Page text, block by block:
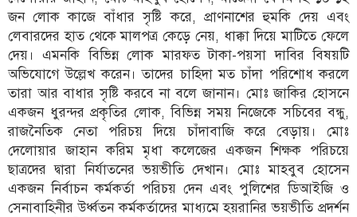
জন লোক কাজে বাঁধার সৃষ্টি করে, প্রাণনাশের হুমকি দেয় এবং
লেবারদের হাত থেকে মালপত্র কেড়ে নেয়, ধাক্কা দিয়ে মাটিতে ফেলে
দেয়। এমনকি বিভিন্ন লোক মারফত টাকা-পয়সা দাবির বিষয়টি
অভিযোগে উল্লেখ করেন। তাদের চাহিদা মত চাঁদা পরিশোধ করলে
তারা আর বাধার সৃষ্টি করবে না বলে জানান। মোঃ জাকির হোসনে
একজন ধুরন্দর প্রকৃতির লোক, বিভিন্ন সময় নিজেকে সচিবের বন্ধু,
রাজনৈতিক নেতা পরিচয় দিয়ে চাঁদাবাজি করে বেড়ায়। মোঃ
দেলোয়ার জাহান করিম মৃধা কলেজের একজন শিক্ষক পরিচয়ে
ছাত্রদের দ্বারা নির্যাতনের ভয়ভীতি দেখান। মোঃ মাহবুব হোসেন
একজন নির্বাচন কর্মকর্তা পরিচয় দেন এবং পুলিশের ডিআইজি ও
সেনাবাহিনীর উর্ধ্বতন কর্মকর্তাদের মাধ্যমে হয়রানির ভয়ভীতি প্রদর্শন